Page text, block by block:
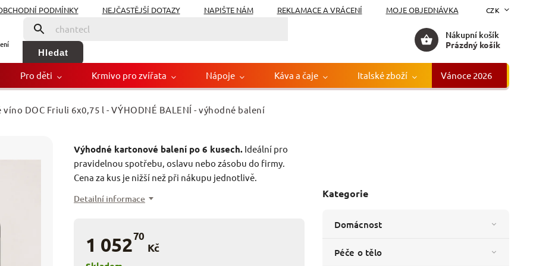
PODMÍNKY NEJČASTĚJŠÍ DOTAZY NAPIŠTE NÁM REKLAMACE A VRÁCENÍ MOJE OBJEDNÁVKA CZK
Hledat
Nákupní košík
Prázdný košík
Pro děti Krmivo pro zvířata Nápoje Káva a čaje Italské zboží Vánoce 2026
DOC Friuli 6x0,75 l - VÝHODNÉ BALENÍ - výhodné balení
Kategorie
Domácnost
Péče o tělo
víno DOC Friuli 6x0,75 l
Značka:I Magredi
1 05270
Kč
Výhodné kartonové balení po 6 kusech. Ideální pro
pravidelnou spotřebu, oslavu nebo zásobu do firmy.
Cena za kus je nižší než při nákupu jednotlivě.
Detailní informace